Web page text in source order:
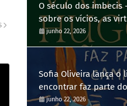
O século dos imbecis
sobre os vícios, as
contradições humanas
junho 22, 2026
Sofia Oliveira lança o
encontrar faz parte
junho 22, 2026